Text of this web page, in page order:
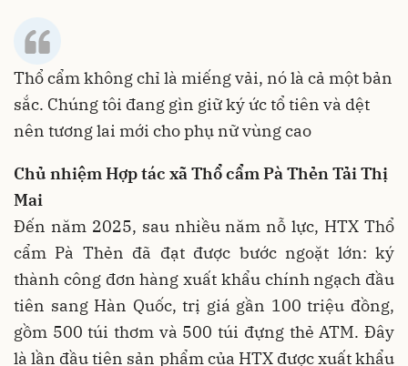
Thổ cẩm không chỉ là miếng vải, nó là cả một bản
sắc. Chúng tôi đang gìn giữ ký ức tổ tiên và dệt
nên tương lai mới cho phụ nữ vùng cao
Chủ nhiệm Hợp tác xã Thổ cẩm Pà Thẻn Tải Thị
Mai
Đến năm 2025, sau nhiều năm nỗ lực, HTX Thổ
cẩm Pà Thẻn đã đạt được bước ngoặt lớn: ký
thành công đơn hàng xuất khẩu chính ngạch đầu
tiên sang Hàn Quốc, trị giá gần 100 triệu đồng,
gồm 500 túi thơm và 500 túi đựng thẻ ATM. Đây
là lần đầu tiên sản phẩm của HTX được xuất khẩu